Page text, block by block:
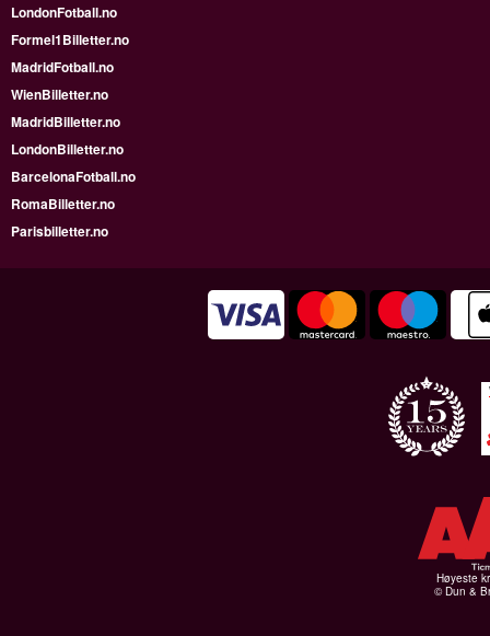
LondonFotball.no
Formel1Billetter.no
MadridFotball.no
WienBilletter.no
MadridBilletter.no
LondonBilletter.no
BarcelonaFotball.no
RomaBilletter.no
Parisbilletter.no
Høyeste
© Dun &